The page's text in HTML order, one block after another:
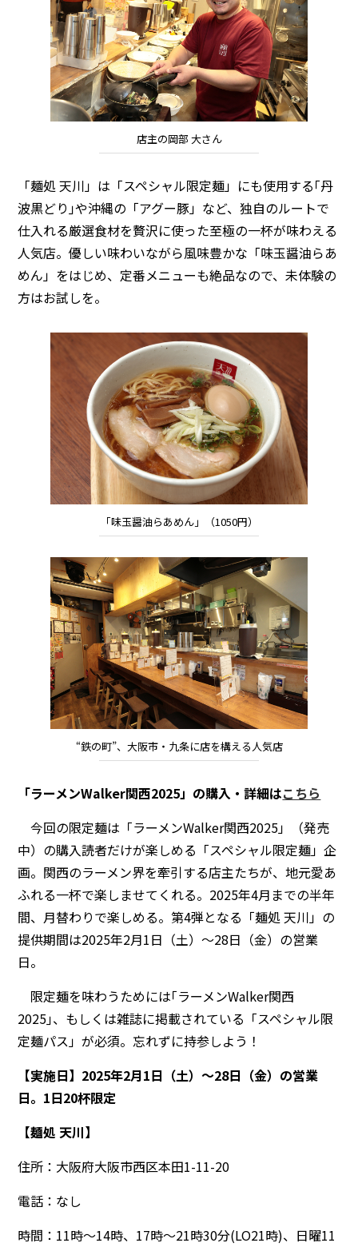
店主の岡部 大さん
「麺処 天川」は「スペシャル限定麺」にも使用する｢丹
波黒どり｣や沖縄の「アグー豚」など、独自のルートで
仕入れる厳選食材を贅沢に使った至極の一杯が味わえる
人気店。優しい味わいながら風味豊かな「味玉醤油らあ
めん」をはじめ、定番メニューも絶品なので、未体験の
方はお試しを。
「味玉醤油らあめん」（1050円）
“鉄の町”、大阪市・九条に店を構える人気店
「ラーメンWalker関西2025」の購入・詳細はこちら
今回の限定麺は「ラーメンWalker関西2025」（発売
中）の購入読者だけが楽しめる「スペシャル限定麺」企
画。関西のラーメン界を牽引する店主たちが、地元愛あ
ふれる一杯で楽しませてくれる。2025年4月までの半年
間、月替わりで楽しめる。第4弾となる「麺処 天川」の
提供期間は2025年2月1日（土）～28日（金）の営業
日。
限定麺を味わうためには｢ラーメンWalker関西
2025｣、もしくは雑誌に掲載されている「スペシャル限
定麺パス」が必須。忘れずに持参しよう！
【実施日】2025年2月1日（土）～28日（金）の営業
日。1日20杯限定
【麺処 天川】
住所：大阪府大阪市西区本田1-11-20
電話：なし
時間：11時～14時、17時～21時30分(LO21時)、日曜11